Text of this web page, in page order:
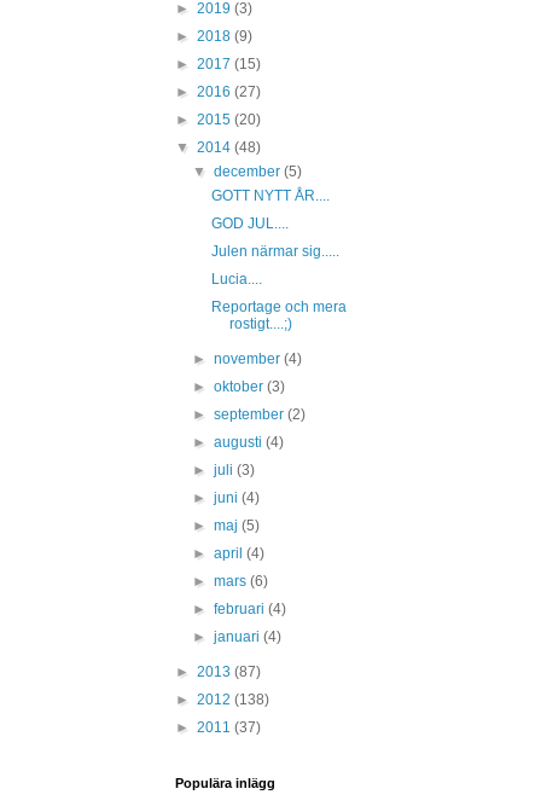
► 2019 (3)
► 2018 (9)
► 2017 (15)
► 2016 (27)
► 2015 (20)
▼ 2014 (48)
▼december(5)
GOTT NYTT ÅR....
GOD JUL....
Julen närmar sig.....
Lucia....
Reportage och mera
rostigt....;)
►november(4)
►oktober(3)
►september(2)
►augusti(4)
►juli(3)
►juni(4)
►maj(5)
►april(4)
►mars(6)
►februari(4)
►januari(4)
► 2013 (87)
► 2012 (138)
► 2011 (37)
Populära inlägg